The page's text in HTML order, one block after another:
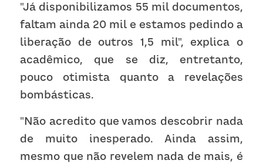
"Já disponibilizamos 55 mil documentos,
faltam ainda 20 mil e estamos pedindo a
liberação de outros 1,5 mil", explica o
acadêmico, que se diz, entretanto,
pouco otimista quanto a revelações
bombásticas.
"Não acredito que vamos descobrir nada
de muito inesperado. Ainda assim,
mesmo que não revelem nada de mais, é